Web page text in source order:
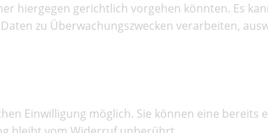
hiergegen gerichtlich vorgehen könnten. Es
zu Überwachungszwecken verarbeiten,
Einwilligung möglich. Sie können eine bereits